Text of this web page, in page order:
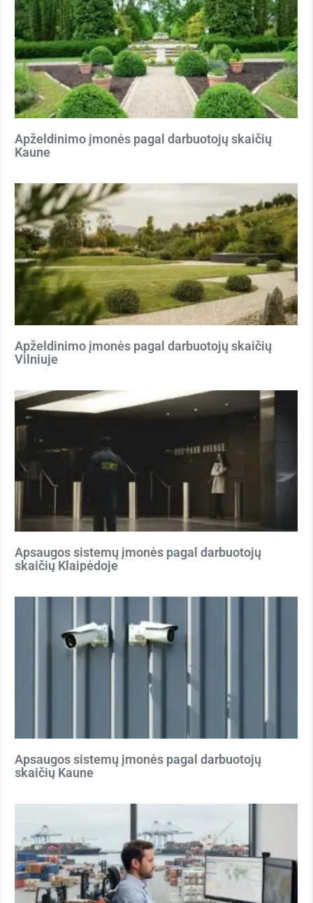
Apželdinimo įmonės pagal darbuotojų skaičių
Kaune
Apželdinimo įmonės pagal darbuotojų skaičių
Vilniuje
Apsaugos sistemų įmonės pagal darbuotojų
skaičių Klaipėdoje
Apsaugos sistemų įmonės pagal darbuotojų
skaičių Kaune